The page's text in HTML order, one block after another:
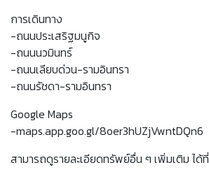
การเดินทาง
-ถนนประเสริฐมนูกิจ
-ถนนนวมินทร์
-ถนนเลียบด่วน-รามอินทรา
-ถนนรัชดา-รามอินทรา
Google Maps
-maps.app.goo.gl/8oer3hUZjVwntDQn6
สามารถดูรายละเอียดทรัพย์อื่น ๆ เพิ่มเติม ได้ที่